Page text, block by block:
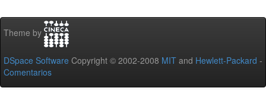
Theme by
DSpace Software Copyright © 2002-2008 MIT and Hewlett-Packard -
Comentarios